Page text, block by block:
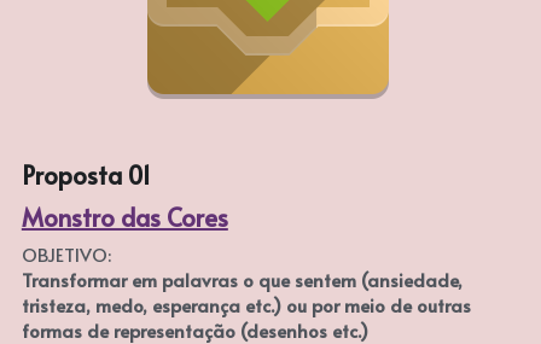
Proposta 01
Monstro das Cores
OBJETIVO:
Transformar em palavras o que sentem (ansiedade,
tristeza, medo, esperança etc.) ou por meio de outras
formas de representação (desenhos etc.)